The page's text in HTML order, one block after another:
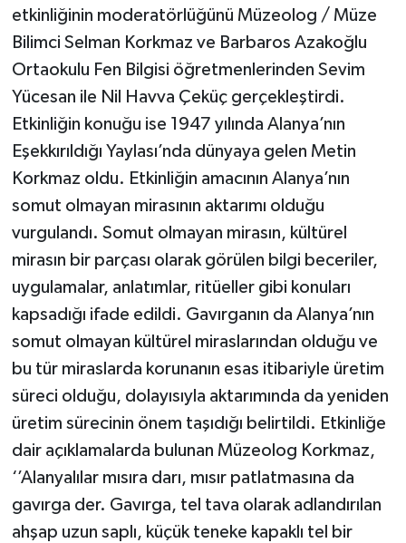
etkinliğinin moderatörlüğünü Müzeolog / Müze
Bilimci Selman Korkmaz ve Barbaros Azakoğlu
Ortaokulu Fen Bilgisi öğretmenlerinden Sevim
Yücesan ile Nil Havva Çeküç gerçekleştirdi.
Etkinliğin konuğu ise 1947 yılında Alanya’nın
Eşekkırıldığı Yaylası’nda dünyaya gelen Metin
Korkmaz oldu. Etkinliğin amacının Alanya’nın
somut olmayan mirasının aktarımı olduğu
vurgulandı. Somut olmayan mirasın, kültürel
mirasın bir parçası olarak görülen bilgi beceriler,
uygulamalar, anlatımlar, ritüeller gibi konuları
kapsadığı ifade edildi. Gavırganın da Alanya’nın
somut olmayan kültürel miraslarından olduğu ve
bu tür miraslarda korunanın esas itibariyle üretim
süreci olduğu, dolayısıyla aktarımında da yeniden
üretim sürecinin önem taşıdığı belirtildi. Etkinliğe
dair açıklamalarda bulunan Müzeolog Korkmaz,
‘’Alanyalılar mısıra darı, mısır patlatmasına da
gavırga der. Gavırga, tel tava olarak adlandırılan
ahşap uzun saplı, küçük teneke kapaklı tel bir